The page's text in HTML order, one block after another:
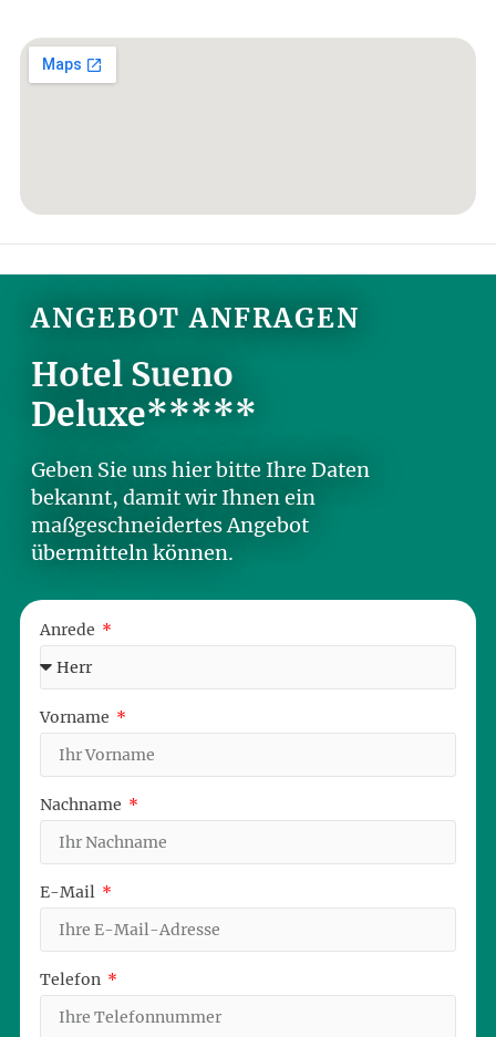
ANGEBOT ANFRAGEN
Hotel Sueno
Deluxe*****
Geben Sie uns hier bitte Ihre Daten
bekannt, damit wir Ihnen ein
maßgeschneidertes Angebot
übermitteln können.
Anrede
Vorname
Nachname
E-Mail
Telefon